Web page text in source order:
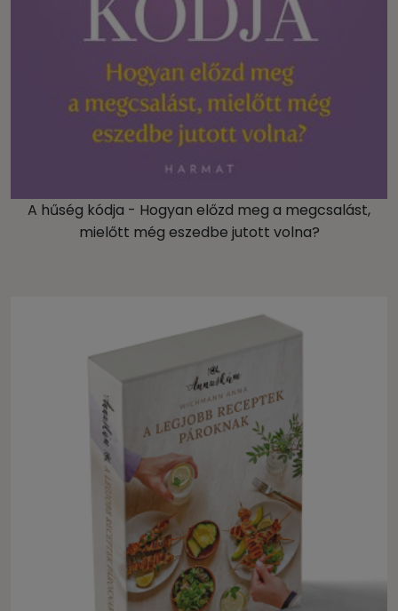
A hűség kódja - Hogyan előzd meg a megcsalást,
mielőtt még eszedbe jutott volna?